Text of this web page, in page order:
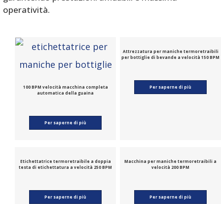
operatività.
100 BPM velocità macchina completa
automatica della guaina
Per saperne di più
Attrezzatura per maniche termoretraibili
per bottiglie di bevande a velocità 150 BPM
Per saperne di più
Etichettatrice termoretraibile a doppia
testa di etichettatura a velocità 250 BPM
Per saperne di più
Macchina per maniche termoretraibili a
velocità 200 BPM
Per saperne di più